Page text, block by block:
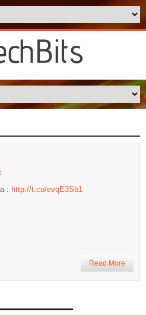
: http://t.co/evqE3Sb1
Read More